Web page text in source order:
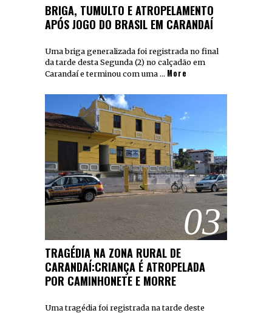
BRIGA, TUMULTO E ATROPELAMENTO
APÓS JOGO DO BRASIL EM CARANDAÍ
Uma briga generalizada foi registrada no final
da tarde desta Segunda (2) no calçadão em
Carandaí e terminou com uma … More
03
TRAGÉDIA NA ZONA RURAL DE
CARANDAÍ:CRIANÇA É ATROPELADA
POR CAMINHONETE E MORRE
Uma tragédia foi registrada na tarde deste